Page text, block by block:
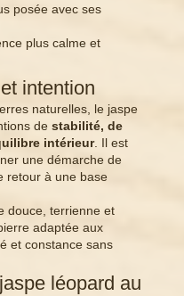
posée avec ses
plus calme et
intention
naturelles, le jaspe
de stabilité, de
intérieur. Il est
une démarche de
retour à une base
douce, terrienne et
adaptée aux
et constance sans
léopard au